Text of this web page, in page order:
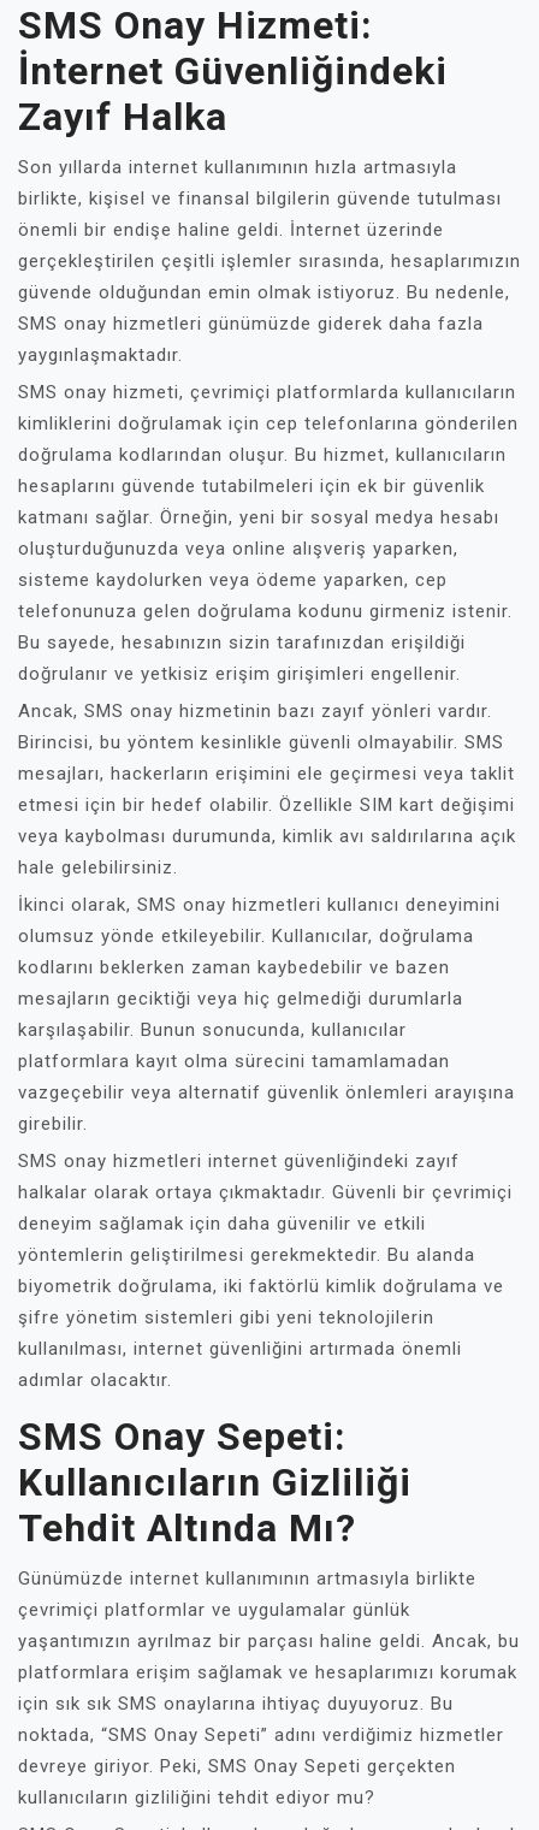
SMS Onay Hizmeti:
İnternet Güvenliğindeki
Zayıf Halka
Son yıllarda internet kullanımının hızla artmasıyla
birlikte, kişisel ve finansal bilgilerin güvende tutulması
önemli bir endişe haline geldi. İnternet üzerinde
gerçekleştirilen çeşitli işlemler sırasında, hesaplarımızın
güvende olduğundan emin olmak istiyoruz. Bu nedenle,
SMS onay hizmetleri günümüzde giderek daha fazla
yaygınlaşmaktadır.
SMS onay hizmeti, çevrimiçi platformlarda kullanıcıların
kimliklerini doğrulamak için cep telefonlarına gönderilen
doğrulama kodlarından oluşur. Bu hizmet, kullanıcıların
hesaplarını güvende tutabilmeleri için ek bir güvenlik
katmanı sağlar. Örneğin, yeni bir sosyal medya hesabı
oluşturduğunuzda veya online alışveriş yaparken,
sisteme kaydolurken veya ödeme yaparken, cep
telefonunuza gelen doğrulama kodunu girmeniz istenir.
Bu sayede, hesabınızın sizin tarafınızdan erişildiği
doğrulanır ve yetkisiz erişim girişimleri engellenir.
Ancak, SMS onay hizmetinin bazı zayıf yönleri vardır.
Birincisi, bu yöntem kesinlikle güvenli olmayabilir. SMS
mesajları, hackerların erişimini ele geçirmesi veya taklit
etmesi için bir hedef olabilir. Özellikle SIM kart değişimi
veya kaybolması durumunda, kimlik avı saldırılarına açık
hale gelebilirsiniz.
İkinci olarak, SMS onay hizmetleri kullanıcı deneyimini
olumsuz yönde etkileyebilir. Kullanıcılar, doğrulama
kodlarını beklerken zaman kaybedebilir ve bazen
mesajların geciktiği veya hiç gelmediği durumlarla
karşılaşabilir. Bunun sonucunda, kullanıcılar
platformlara kayıt olma sürecini tamamlamadan
vazgeçebilir veya alternatif güvenlik önlemleri arayışına
girebilir.
SMS onay hizmetleri internet güvenliğindeki zayıf
halkalar olarak ortaya çıkmaktadır. Güvenli bir çevrimiçi
deneyim sağlamak için daha güvenilir ve etkili
yöntemlerin geliştirilmesi gerekmektedir. Bu alanda
biyometrik doğrulama, iki faktörlü kimlik doğrulama ve
şifre yönetim sistemleri gibi yeni teknolojilerin
kullanılması, internet güvenliğini artırmada önemli
adımlar olacaktır.
SMS Onay Sepeti:
Kullanıcıların Gizliliği
Tehdit Altında Mı?
Günümüzde internet kullanımının artmasıyla birlikte
çevrimiçi platformlar ve uygulamalar günlük
yaşantımızın ayrılmaz bir parçası haline geldi. Ancak, bu
platformlara erişim sağlamak ve hesaplarımızı korumak
için sık sık SMS onaylarına ihtiyaç duyuyoruz. Bu
noktada, “SMS Onay Sepeti” adını verdiğimiz hizmetler
devreye giriyor. Peki, SMS Onay Sepeti gerçekten
kullanıcıların gizliliğini tehdit ediyor mu?